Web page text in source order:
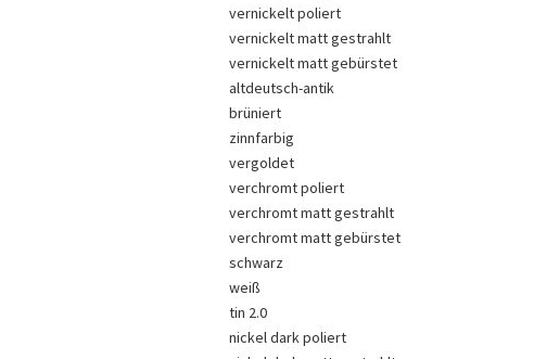
vernickelt poliert
vernickelt matt gestrahlt
vernickelt matt gebürstet
altdeutsch-antik
brüniert
zinnfarbig
vergoldet
verchromt poliert
verchromt matt gestrahlt
verchromt matt gebürstet
schwarz
weiß
tin 2.0
nickel dark poliert